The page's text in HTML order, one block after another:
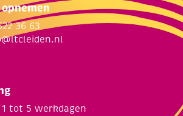
36 63
tot 5 werkdagen